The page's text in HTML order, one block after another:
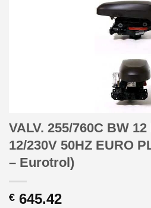
VALV. 255/760C BW
12/230V 50HZ EURO
– Eurotrol)
€ 645.42